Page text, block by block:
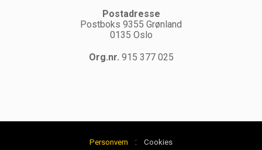
Postadresse
Postboks 9355 Grønland
0135 Oslo
Org.nr. 915 377 025
Personvern : Cookies